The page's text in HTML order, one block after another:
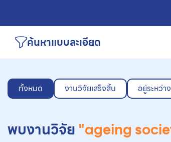
ค้นหาแบบละเอียด
ทั้งหมด งานวิจัยเสร็จสิ้น อยู่ระหว่า
พบงานวิจัย "ageing